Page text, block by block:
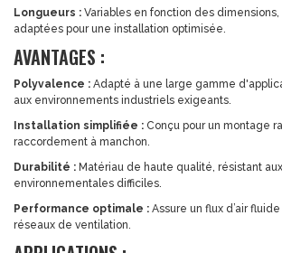
Longueurs : Variables en fonction des
adaptées pour une installation optimisée.
AVANTAGES :
Polyvalence : Adapté à une large gamme
aux environnements industriels exigeants.
Installation simplifiée : Conçu pour un montage
raccordement à manchon.
Durabilité : Matériau de haute qualité, résistant
environnementales difficiles.
Performance optimale : Assure un flux d’air
réseaux de ventilation.